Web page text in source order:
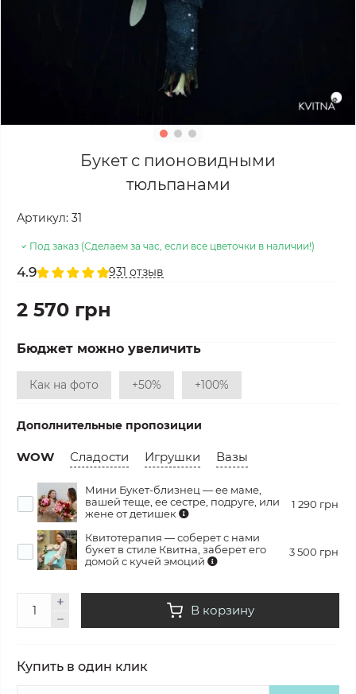
Букет с пионовидными
тюльпанами
Артикул: 31
Под заказ (Сделаем за час, если все цветочки в наличии!)
4.9 931 отзыв
2 570 грн
Бюджет можно увеличить
Как на фото +50% +100%
Дополнительные пропозиции
WOW Сладости Игрушки Вазы
Мини Букет-близнец — ее маме,
вашей теще, ее сестре, подруге, или
жене от детишек
1 290 грн
Квитотерапия — соберет с нами
букет в стиле Квитна, заберет его
домой с кучей эмоций
3 500 грн
В корзину
Купить в один клик